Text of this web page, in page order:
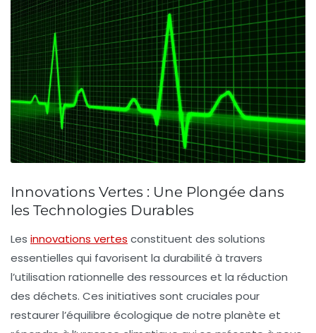
Innovations Vertes : Une Plongée dans
les Technologies Durables
Les innovations vertes constituent des solutions
essentielles qui favorisent la durabilité à travers
l’utilisation rationnelle des ressources et la réduction
des déchets. Ces initiatives sont cruciales pour
restaurer l’équilibre écologique de notre planète et